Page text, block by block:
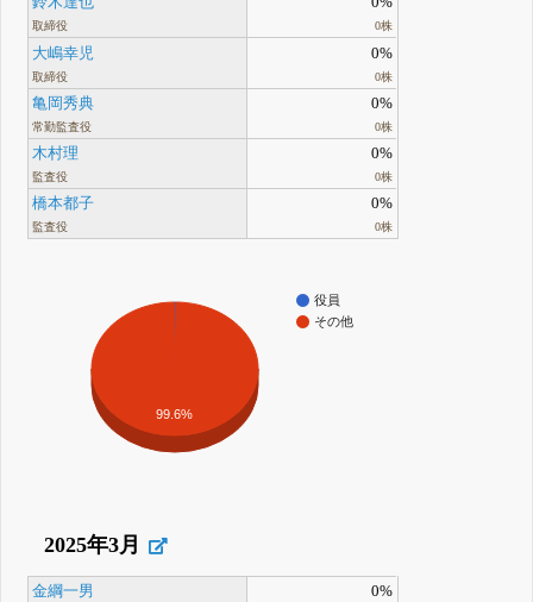
取締役 0株
大嶋幸児
取締役
0%
0株
亀岡秀典
常勤監査役
0%
0株
木村理
監査役
0%
0株
橋本都子
監査役
0%
0株
役員
その他
99.6%
2025年3月
金綱一男 0%